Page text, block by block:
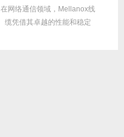
在网络通信领域，Mellanox线
缆凭借其卓越的性能和稳定